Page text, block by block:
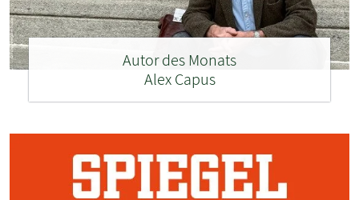
Autor des Monats
Alex Capus